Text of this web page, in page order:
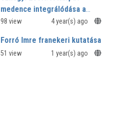
medence integrálódása a
kontinentális
hálózatba 1790–1820: a táj
piacközpontosodása
98 view 4 year(s) ago
Forró Imre franekeri kutatása
51 view 1 year(s) ago